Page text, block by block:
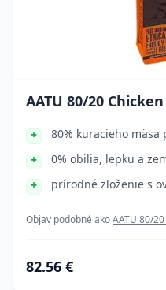
AATU 80/20
80% kuracieho mäsa
0% obilia, lepku a
prírodné zloženie s
Objav podobné akoAATU 80/
82.56 €